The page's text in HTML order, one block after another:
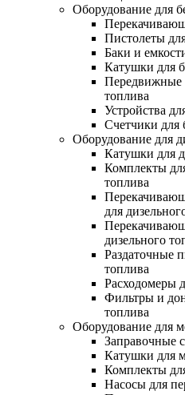
Оборудование для
Пистолеты
Баки и
Катушки для
Передвижные
топлива
Устройства
Счетчики для
Оборудование для
Катушки для
Комплекты
топлива
для
дизельного
Раздаточные
топлива
Расходомеры
Фильтры и
топлива
Оборудование для
Заправочные
Катушки для
Комплекты
Насосы для